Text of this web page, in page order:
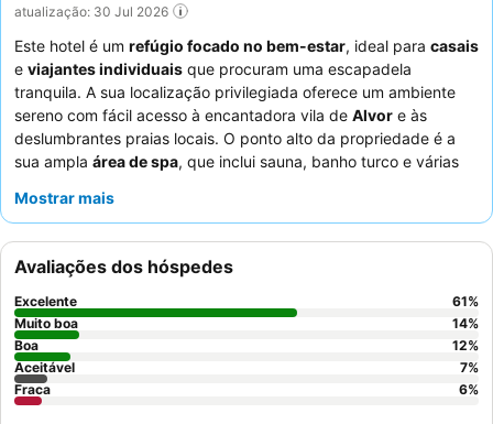
atualização: 30 Jul 2026
Este hotel é um refúgio focado no bem-estar, ideal para casais
e viajantes individuais que procuram uma escapadela
tranquila. A sua localização privilegiada oferece um ambiente
sereno com fácil acesso à encantadora vila de Alvor e às
deslumbrantes praias locais. O ponto alto da propriedade é a
sua ampla área de spa, que inclui sauna, banho turco e várias
equipado. Os hóspedes elogiam consistentemente o
de pequeno-almoço
considere reservar um quarto com
desfrutar de vistas encantadoras.
Mostrar mais
Avaliações dos hóspedes
Excelente 61%
Muito boa
14%
Boa
12%
Aceitável
7%
Fraca
6%